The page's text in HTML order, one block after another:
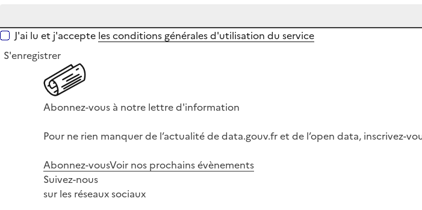
J'ai lu et j'accepte les conditions générales d'utilisation du service
S'enregistrer
Abonnez-vous à notre lettre d'information
Pour ne rien manquer de l’actualité de data.gouv.fr et de l’open data, inscrivez-
Abonnez-vousVoir nos prochains évènements
Suivez-nous
sur les réseaux sociaux